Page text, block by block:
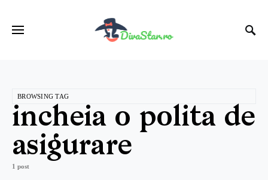
BROWSING TAG
incheia o polita de
asigurare
1 post